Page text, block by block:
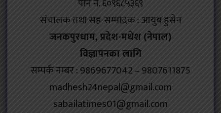
संचालक तथा सह-सम्पादक : आयुब हुसेन
जनकपुरधाम, प्रदेश-मधेश (नेपाल)
विज्ञापनका लागि
सम्पर्क नम्बर : 9869677042 – 9807611875
madhesh24nepal@gmail.com
sabailatimes01@gmail.com